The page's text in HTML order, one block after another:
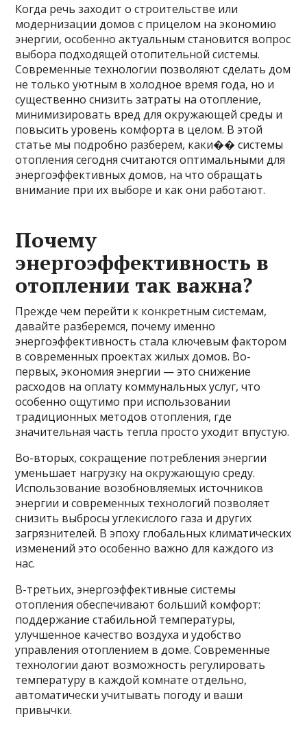
Когда речь заходит о строительстве или
модернизации домов с прицелом на экономию
энергии, особенно актуальным становится вопрос
выбора подходящей отопительной системы.
Современные технологии позволяют сделать дом
не только уютным в холодное время года, но и
существенно снизить затраты на отопление,
минимизировать вред для окружающей среды и
повысить уровень комфорта в целом. В этой
статье мы подробно разберем, каки�� системы
отопления сегодня считаются оптимальными для
энергоэффективных домов, на что обращать
внимание при их выборе и как они работают.
Почему
энергоэффективность в
отоплении так важна?
Прежде чем перейти к конкретным системам,
давайте разберемся, почему именно
энергоэффективность стала ключевым фактором
в современных проектах жилых домов. Во-
первых, экономия энергии — это снижение
расходов на оплату коммунальных услуг, что
особенно ощутимо при использовании
традиционных методов отопления, где
значительная часть тепла просто уходит впустую.
Во-вторых, сокращение потребления энергии
уменьшает нагрузку на окружающую среду.
Использование возобновляемых источников
энергии и современных технологий позволяет
снизить выбросы углекислого газа и других
загрязнителей. В эпоху глобальных климатических
изменений это особенно важно для каждого из
нас.
В-третьих, энергоэффективные системы
отопления обеспечивают больший комфорт:
поддержание стабильной температуры,
улучшенное качество воздуха и удобство
управления отоплением в доме. Современные
технологии дают возможность регулировать
температуру в каждой комнате отдельно,
автоматически учитывать погоду и ваши
привычки.